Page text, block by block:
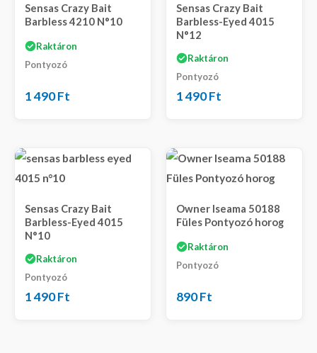
Sensas Crazy Bait
Barbless 4210 N°10
Raktáron
Pontyozó
1 490Ft
Sensas Crazy Bait
Barbless-Eyed 4015
N°12
Raktáron
Pontyozó
1 490Ft
Sensas Crazy Bait
Barbless-Eyed 4015
N°10
Raktáron
Pontyozó
1 490Ft
Owner Iseama 50188
Füles Pontyozó horog
Raktáron
Pontyozó
890Ft